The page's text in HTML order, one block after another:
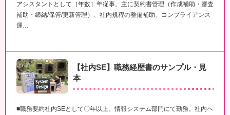
アシスタントとして［年数］年従事。主に契約書管理（作成補助・審査
補助・締結/保管/更新管理）、社内規程の整備補助、コンプライアンス
運…
【社内SE】職務経歴書のサンプル・見
本
■職務要約社内SEとして〇年以上、情報システム部門にて勤務。社内ヘ